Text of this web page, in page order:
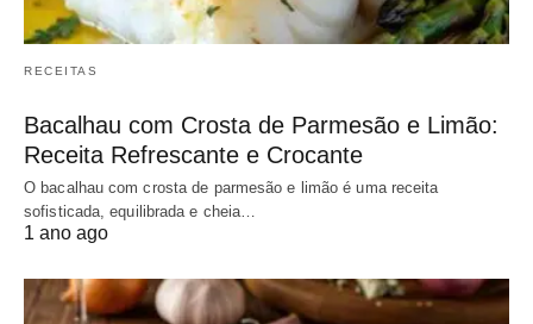
RECEITAS
Bacalhau com Crosta de Parmesão e Limão:
Receita Refrescante e Crocante
O bacalhau com crosta de parmesão e limão é uma receita
sofisticada, equilibrada e cheia…
1 ano ago